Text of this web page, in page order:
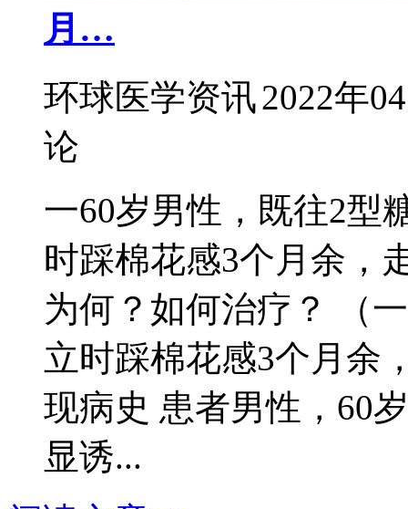
月…
环球医学资讯2022年
论
一60岁男性，既往2型
时踩棉花感3个月余，
为何？如何治疗？ （
立时踩棉花感3个月余
现病史 患者男性，60
显诱...